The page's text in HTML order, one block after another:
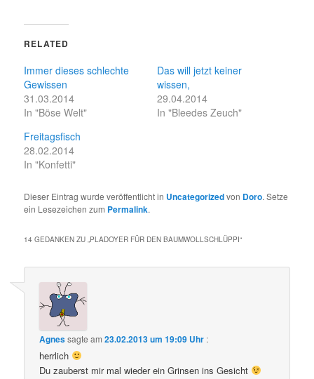
RELATED
Immer dieses schlechte
Gewissen
31.03.2014
In "Böse Welt"
Das will jetzt keiner
wissen,
29.04.2014
In "Bleedes Zeuch"
Freitagsfisch
28.02.2014
In "Konfetti"
Dieser Eintrag wurde veröffentlicht in Uncategorizedvon Doro. Setze
ein Lesezeichen zum Permalink.
14 GEDANKEN ZU „PLADOYER FÜR DEN BAUMWOLLSCHLÜPPI“
Agnessagte am23.02.2013 um 19:09 Uhr :
herrlich
Du zauberst mir mal wieder ein Grinsen ins Gesicht